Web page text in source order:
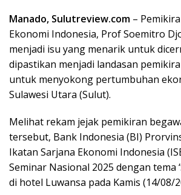
Manado, Sulutreview.com –
Ekonomi Indonesia, Prof Soemitro
menjadi isu yang menarik untuk
dipastikan menjadi landasan
untuk menyokong pertumbuhan
Sulawesi Utara (Sulut).
Melihat rekam jejak pemikiran
tersebut, Bank Indonesia (BI)
Ikatan Sarjana Ekonomi Indonesia
Seminar Nasional 2025 dengan tema
di hotel Luwansa pada Kamis (14/08/